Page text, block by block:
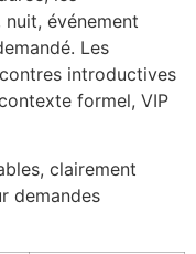
événement
Les
introductives
formel, VIP
clairement
demandes